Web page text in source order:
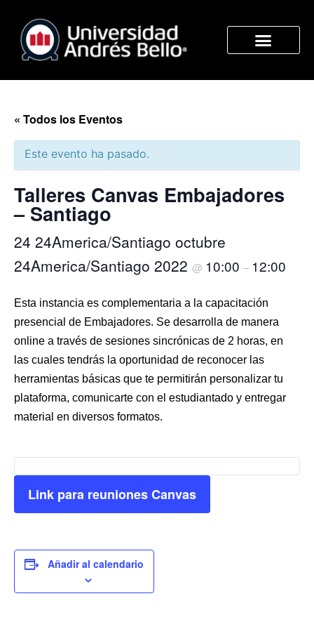
« Todos los Eventos
Este evento ha pasado.
Talleres Canvas Embajadores
– Santiago
24 24America/Santiago octubre
24America/Santiago 2022 @ 10:00 – 12:00
Esta instancia es complementaria a la capacitación
presencial de Embajadores. Se desarrolla de manera
online a través de sesiones sincrónicas de 2 horas, en
las cuales tendrás la oportunidad de reconocer las
herramientas básicas que te permitirán personalizar tu
plataforma, comunicarte con el estudiantado y entregar
material en diversos formatos.
Link para reuniones Canvas
Añadir al calendario